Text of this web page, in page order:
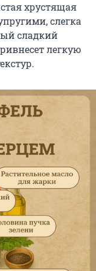
хрустящая
слегка
сладкий
легкую